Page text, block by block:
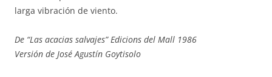
larga vibración de viento.
De “Las acacias salvajes” Edicions del Mall 1986
Versión de José Agustín Goytisolo